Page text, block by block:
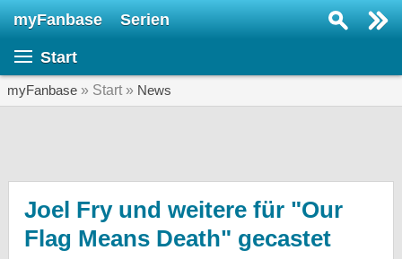
myFanbase Serien
Start
myFanbase » Start » News
Joel Fry und weitere für "Our
Flag Means Death" gecastet
Veranstaltungen